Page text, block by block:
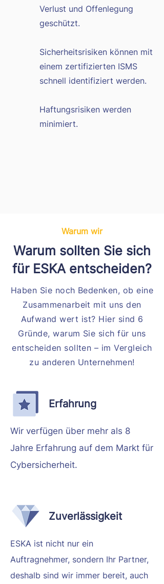
Verlust und Offenlegung
geschützt.
Sicherheitsrisiken können mit
einem zertifizierten ISMS
schnell identifiziert werden.
Haftungsrisiken werden
minimiert.
Warum wir
Warum sollten Sie sich
für ESKA entscheiden?
Haben Sie noch Bedenken, ob eine
Zusammenarbeit mit uns den
Aufwand wert ist? Hier sind 6
Gründe, warum Sie sich für uns
entscheiden sollten – im Vergleich
zu anderen Unternehmen!
Erfahrung
Wir verfügen über mehr als 8
Jahre Erfahrung auf dem Markt für
Cybersicherheit.
Zuverlässigkeit
ESKA ist nicht nur ein
Auftragnehmer, sondern Ihr Partner,
deshalb sind wir immer bereit, auch